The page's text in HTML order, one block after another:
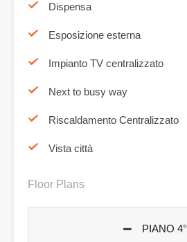
Dispensa
Esposizione esterna
Impianto TV centralizzato
Next to busy way
Riscaldamento Centralizzato
Vista città
Floor Plans
PIANO 4°